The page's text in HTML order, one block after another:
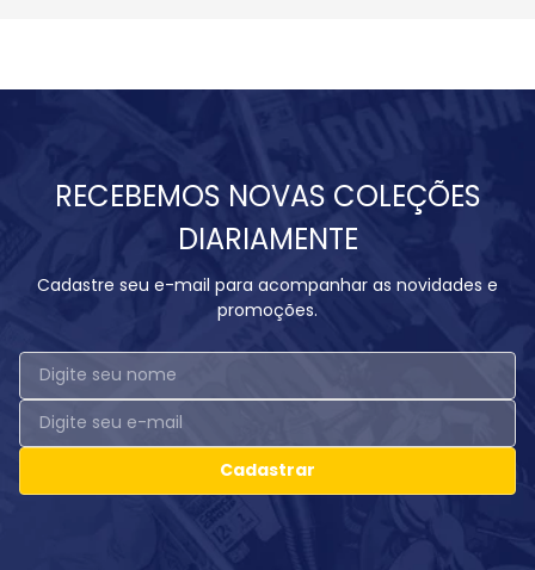
RECEBEMOS NOVAS COLEÇÕES
DIARIAMENTE
Cadastre seu e-mail para acompanhar as novidades e
promoções.
Cadastrar